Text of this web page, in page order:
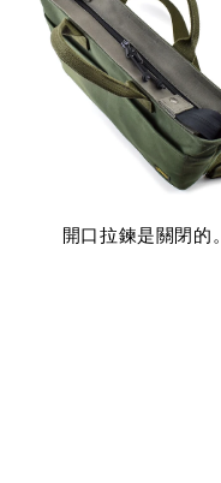
開口拉鍊是關閉的。